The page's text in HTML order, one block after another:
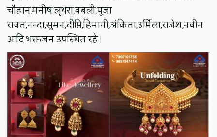
चौहान,मनीष लूथरा,बबली,पूजा
रावत,नन्दा,सुमन,दीप्ति,हिमानी,अंकिता,उर्मिला,राजेश,नवीन
आदि भक्तजन उपस्थित रहे।